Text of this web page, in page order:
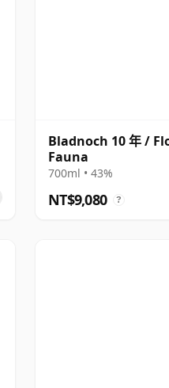
Bladnoch 10 年 /
Fauna
700ml • 43%
NT$9,080 ?